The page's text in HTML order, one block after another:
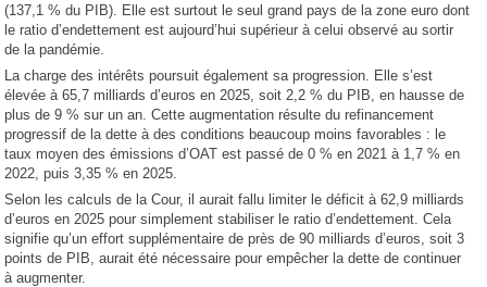
(137,1 % du PIB). Elle est surtout le seul grand pays de la zone euro dont
le ratio d’endettement est aujourd’hui supérieur à celui observé au sortir
de la pandémie.
La charge des intérêts poursuit également sa progression. Elle s’est
élevée à 65,7 milliards d’euros en 2025, soit 2,2 % du PIB, en hausse de
plus de 9 % sur un an. Cette augmentation résulte du refinancement
progressif de la dette à des conditions beaucoup moins favorables : le
taux moyen des émissions d’OAT est passé de 0 % en 2021 à 1,7 % en
2022, puis 3,35 % en 2025.
Selon les calculs de la Cour, il aurait fallu limiter le déficit à 62,9 milliards
d’euros en 2025 pour simplement stabiliser le ratio d’endettement. Cela
signifie qu’un effort supplémentaire de près de 90 milliards d’euros, soit 3
points de PIB, aurait été nécessaire pour empêcher la dette de continuer
à augmenter.